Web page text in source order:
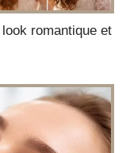
romantique et